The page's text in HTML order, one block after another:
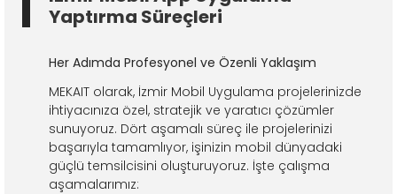
Yaptırma Süreçleri
Her Adımda Profesyonel ve Özenli Yaklaşım
MEKAIT olarak, İzmir Mobil Uygulama projelerinizde
ihtiyacınıza özel, stratejik ve yaratıcı çözümler
sunuyoruz. Dört aşamalı süreç ile projelerinizi
başarıyla tamamlıyor, işinizin mobil dünyadaki
güçlü temsilcisini oluşturuyoruz. İşte çalışma
aşamalarımız: